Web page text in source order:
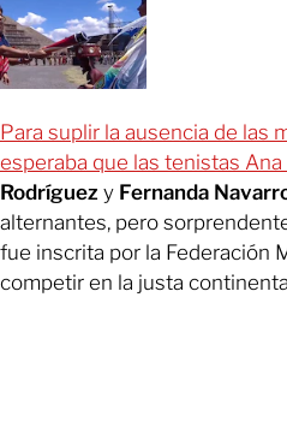
Para suplir la ausencia de las
esperaba que las tenistas Ana
Rodríguez y Fernanda
alternantes, pero
fue inscrita por la Federación
competir en la justa